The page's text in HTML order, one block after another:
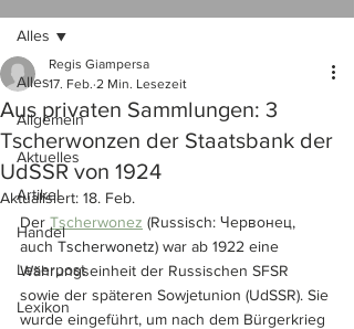
Alles
Allgemein
Aktuelles
Artikel
Handel
Leserpost
Lexikon
Alles
Aus privaten Sammlungen: 3
Tscherwonzen der Staatsbank der
UdSSR von 1924
Regis Giampersa
17. Feb. 2 Min. Lesezeit
Aktualisiert: 18. Feb.
Der Tscherwonez (Russisch: Червонец,
auch Tscherwonetz) war ab 1922 eine
Währungseinheit der Russischen SFSR
sowie der späteren Sowjetunion (UdSSR). Sie
wurde eingeführt, um nach dem Bürgerkrieg